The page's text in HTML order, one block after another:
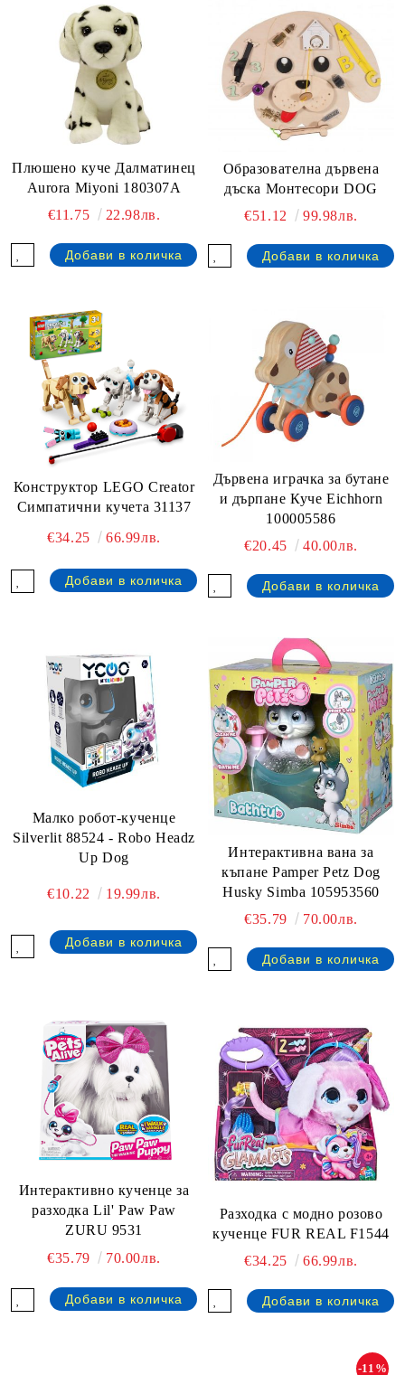
Плюшено куче Далматинец
Aurora Miyoni 180307A
€11.75
22.98лв.
Образователна дървена
дъска Монтесори DOG
€51.12
99.98лв.
Конструктор LEGO Creator
Симпатични кучета 31137
€34.25
66.99лв.
Дървена играчка за бутане
и дърпане Куче Eichhorn
100005586
€20.45
40.00лв.
Малко робот-кученце
Silverlit 88524 - Robo Headz
Up Dog
€10.22 19.99лв.
Интерактивна вана за
къпане Pamper Petz Dog
Husky Simba 105953560
€35.79
70.00лв.
Интерактивно кученце за
разходка Lil' Paw Paw
ZURU 9531
€35.79
70.00лв.
Разходка с модно розово
кученце FUR REAL F1544
€34.25
66.99лв.
-11%